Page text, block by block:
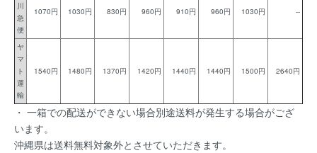
川
急
便
1070円 1030円 830円 960円 910円 960円 1030円 --
ヤ
マ
ト
運
輸
1540円 1480円 1370円 1420円 1440円 1440円 1500円 2640円
・ 一箱での配送ができない場合別途送料が発生する場合がござ
います。
沖縄県は送料無料対象外とさせていただきます。